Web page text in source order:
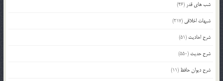
شب های قدر (46)
شبهات اخلاقی (217)
شرح احادیث (51)
شرح حدیث (550)
شرح دیوان حافظ (11)